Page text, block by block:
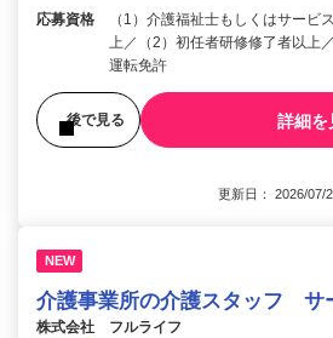
応募資格
（1）介護福祉士もしくはサービ
上／（2）初任者研修修了者以上
運転免許
後で見る 詳細を
更新日： 2026/
NEW
介護事業所の介護スタッフ サ
株式会社 フルライフ